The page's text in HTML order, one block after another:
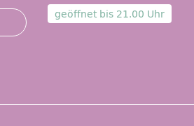
geöffnet bis 21.00 Uhr